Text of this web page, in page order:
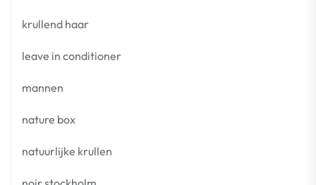
krullend haar
leave in conditioner
mannen
nature box
natuurlijke krullen